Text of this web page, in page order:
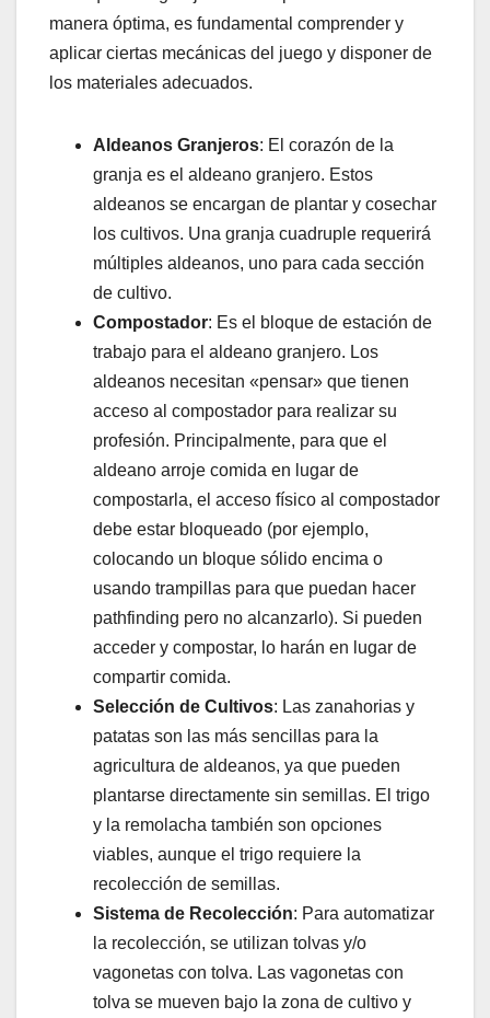
manera óptima, es fundamental comprender y
aplicar ciertas mecánicas del juego y disponer de
los materiales adecuados.
Aldeanos Granjeros: El corazón de la
granja es el aldeano granjero. Estos
aldeanos se encargan de plantar y cosechar
los cultivos. Una granja cuadruple requerirá
múltiples aldeanos, uno para cada sección
de cultivo.
Compostador: Es el bloque de estación de
trabajo para el aldeano granjero. Los
aldeanos necesitan «pensar» que tienen
acceso al compostador para realizar su
profesión. Principalmente, para que el
aldeano arroje comida en lugar de
compostarla, el acceso físico al compostador
debe estar bloqueado (por ejemplo,
colocando un bloque sólido encima o
usando trampillas para que puedan hacer
pathfinding pero no alcanzarlo). Si pueden
acceder y compostar, lo harán en lugar de
compartir comida.
Selección de Cultivos: Las zanahorias y
patatas son las más sencillas para la
agricultura de aldeanos, ya que pueden
plantarse directamente sin semillas. El trigo
y la remolacha también son opciones
viables, aunque el trigo requiere la
recolección de semillas.
Sistema de Recolección: Para automatizar
la recolección, se utilizan tolvas y/o
vagonetas con tolva. Las vagonetas con
tolva se mueven bajo la zona de cultivo y